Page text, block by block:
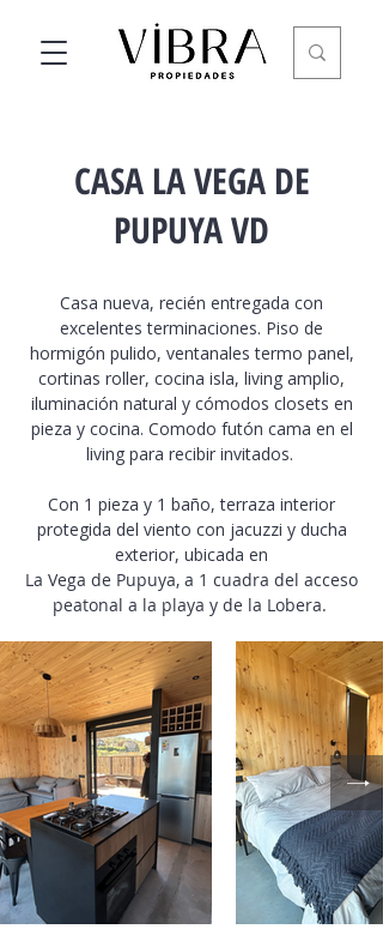
CASA LA VEGA DE
PUPUYA VD
Casa nueva, recién entregada con
excelentes terminaciones. Piso de
hormigón pulido, ventanales termo panel,
cortinas roller, cocina isla, living amplio,
iluminación natural y cómodos closets en
pieza y cocina. Comodo futón cama en el
living para recibir invitados.
Con 1 pieza y 1 baño, terraza interior
protegida del viento con jacuzzi y ducha
exterior, ubicada en
La Vega de Pupuya, a 1 cuadra del acceso
peatonal a la playa y de la Lobera.